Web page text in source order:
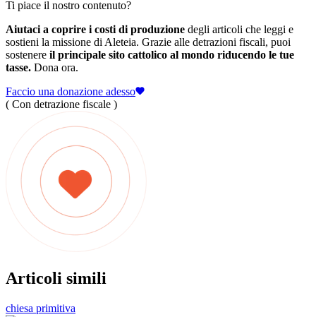
Ti piace il nostro contenuto?
Aiutaci a coprire i costi di produzione degli articoli che leggi e
sostieni la missione di Aleteia. Grazie alle detrazioni fiscali, puoi
sostenere il principale sito cattolico al mondo riducendo le tue
tasse. Dona ora.
Faccio una donazione adesso
( Con detrazione fiscale )
Articoli simili
chiesa primitiva